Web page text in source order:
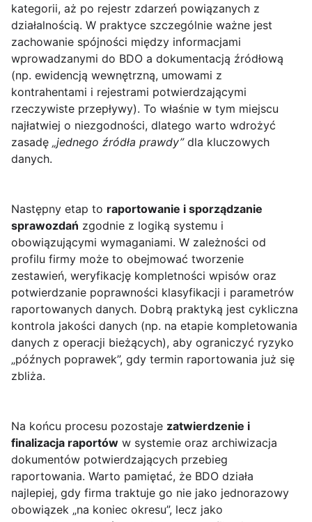
kategorii, aż po rejestr zdarzeń powiązanych z
działalnością. W praktyce szczególnie ważne jest
zachowanie spójności między informacjami
wprowadzanymi do BDO a dokumentacją źródłową
(np. ewidencją wewnętrzną, umowami z
kontrahentami i rejestrami potwierdzającymi
rzeczywiste przepływy). To właśnie w tym miejscu
najłatwiej o niezgodności, dlatego warto wdrożyć
zasadę „jednego źródła prawdy”dla kluczowych
danych.
Następny etap to raportowanie i sporządzanie
sprawozdań zgodnie z logiką systemu i
obowiązującymi wymaganiami. W zależności od
profilu firmy może to obejmować tworzenie
zestawień, weryfikację kompletności wpisów oraz
potwierdzanie poprawności klasyfikacji i parametrów
raportowanych danych. Dobrą praktyką jest cykliczna
kontrola jakości danych (np. na etapie kompletowania
danych z operacji bieżących), aby ograniczyć ryzyko
„późnych poprawek”, gdy termin raportowania już się
zbliża.
Na końcu procesu pozostaje zatwierdzenie i
finalizacja raportów w systemie oraz archiwizacja
dokumentów potwierdzających przebieg
raportowania. Warto pamiętać, że BDO działa
najlepiej, gdy firma traktuje go nie jako jednorazowy
obowiązek „na koniec okresu”, lecz jako